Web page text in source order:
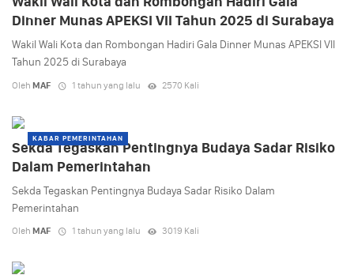
Dinner Munas APEKSI VII Tahun 2025 di Surabaya
Wakil Wali Kota dan Rombongan Hadiri Gala Dinner Munas APEKSI VII
Tahun 2025 di Surabaya
Oleh MAF 1 tahun yang lalu 2570 Kali
KABAR PEMERINTAHAN
Sekda Tegaskan Pentingnya Budaya Sadar Risiko
Dalam Pemerintahan
Sekda Tegaskan Pentingnya Budaya Sadar Risiko Dalam
Pemerintahan
Oleh MAF 1 tahun yang lalu 3019 Kali